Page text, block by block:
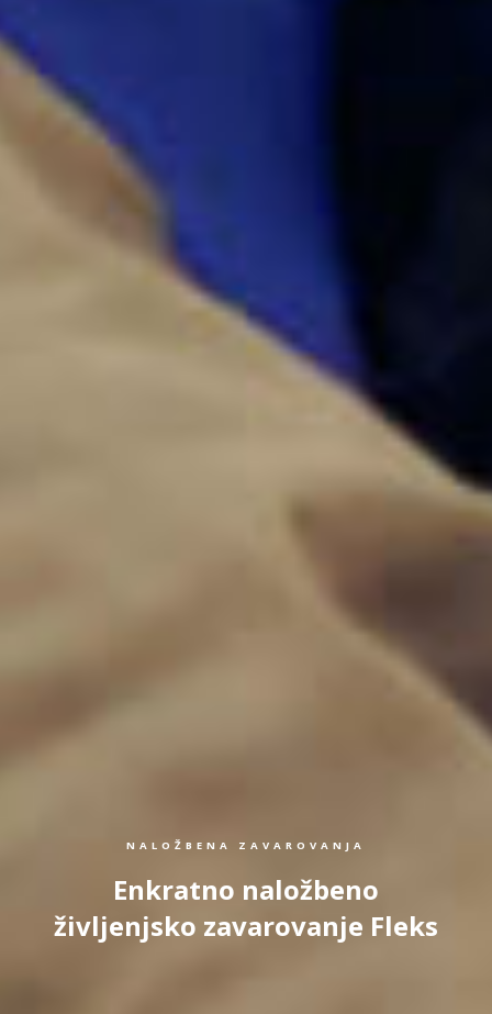
NALOŽBENA ZAVAROVANJA
Enkratno naložbeno
življenjsko zavarovanje Fleks